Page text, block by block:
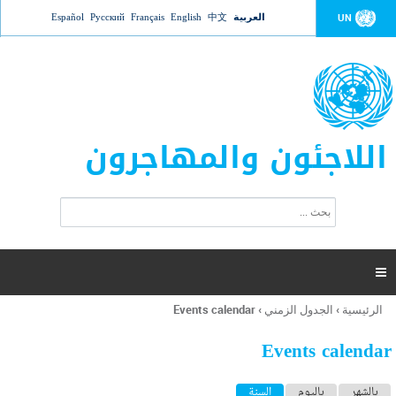
Jump to navigation UN العربية 中文
English
Français
Русский
Español
اللاجئون والمهاجرون
ت
ر
ل
ح
ب

أنت
هنا
الرئيسية › الجدول الزمني ›
Events calendar
Events calendar